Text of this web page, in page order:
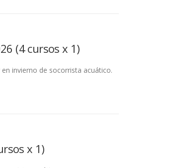
(4 cursos x 1)
invierno de socorrista acuático.
x 1)